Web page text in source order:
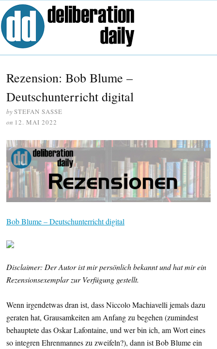
Rezension: Bob Blume –
Deutschunterricht digital
bySTEFAN SASSE
on 12. MAI 2022
Bob Blume – Deutschunterricht digital
Disclaimer: Der Autor ist mir persönlich bekannt und hat mir ein
Rezensionsexemplar zur Verfügung gestellt.
Wenn irgendetwas dran ist, dass Niccolo Machiavelli jemals dazu
geraten hat, Grausamkeiten am Anfang zu begehen (zumindest
behauptete das Oskar Lafontaine, und wer bin ich, am Wort eines
so integren Ehrenmannes zu zweifeln?), dann ist Bob Blume ein